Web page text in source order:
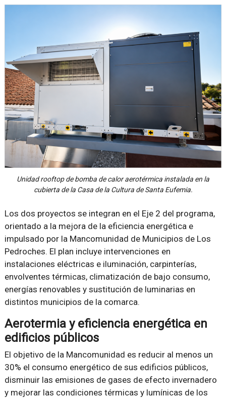
Unidad rooftop de bomba de calor aerotérmica instalada en la
cubierta de la Casa de la Cultura de Santa Eufemia.
Los dos proyectos se integran en el Eje 2 del programa,
orientado a la mejora de la eficiencia energética e
impulsado por la Mancomunidad de Municipios de Los
Pedroches. El plan incluye intervenciones en
instalaciones eléctricas e iluminación, carpinterías,
envolventes térmicas, climatización de bajo consumo,
energías renovables y sustitución de luminarias en
distintos municipios de la comarca.
Aerotermia y eficiencia energética en
edificios públicos
El objetivo de la Mancomunidad es reducir al menos un
30% el consumo energético de sus edificios públicos,
disminuir las emisiones de gases de efecto invernadero
y mejorar las condiciones térmicas y lumínicas de los